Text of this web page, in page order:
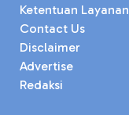
Ketentuan Layanan
Contact Us
Disclaimer
Advertise
Redaksi